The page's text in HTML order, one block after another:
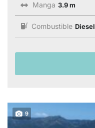
Manga 3.9 m
Combustible Diesel
9